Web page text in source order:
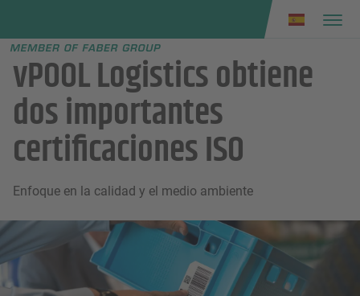
menu
vPOOL Logistics obtiene
dos importantes
certificaciones ISO
Enfoque en la calidad y el medio ambiente